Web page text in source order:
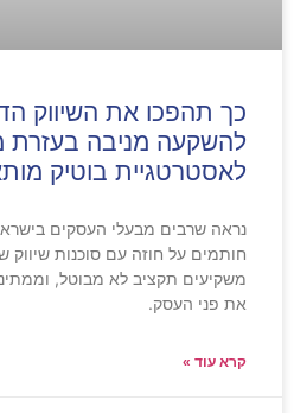
כך תהפכו את השיווק
להשקעה מניבה בעזרת
לאסטרטגיית בוטיק
נראה שרבים מבעלי העסקים
חותמים על חוזה עם סוכנות שיווק
משקיעים תקציב לא מבוטל,
את פני העסק.
קרא עוד »